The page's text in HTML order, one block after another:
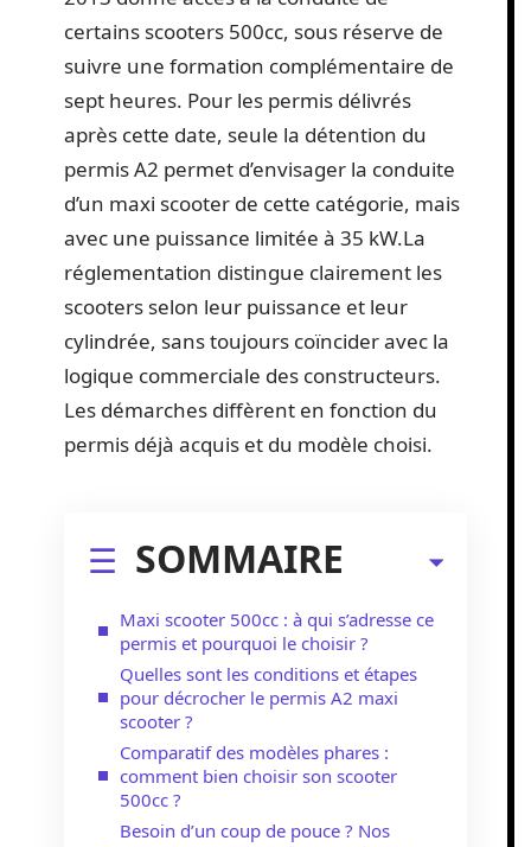
certains scooters 500cc, sous réserve de
suivre une formation complémentaire de
sept heures. Pour les permis délivrés
après cette date, seule la détention du
permis A2 permet d’envisager la conduite
d’un maxi scooter de cette catégorie, mais
avec une puissance limitée à 35 kW.La
réglementation distingue clairement les
scooters selon leur puissance et leur
cylindrée, sans toujours coïncider avec la
logique commerciale des constructeurs.
Les démarches diffèrent en fonction du
permis déjà acquis et du modèle choisi.
SOMMAIRE
Maxi scooter 500cc : à qui s’adresse ce
permis et pourquoi le choisir ?
Quelles sont les conditions et étapes
pour décrocher le permis A2 maxi
scooter ?
Comparatif des modèles phares :
comment bien choisir son scooter
500cc ?
Besoin d’un coup de pouce ? Nos